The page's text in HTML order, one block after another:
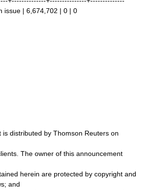
issue | 6,674,702 | 0 | 0
is distributed by Thomson Reuters on
The owner of this announcement
herein are protected by copyright and
and